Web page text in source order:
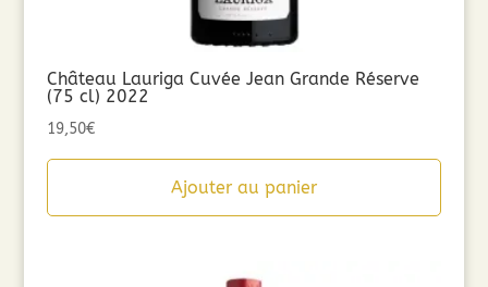
Château Lauriga Cuvée Jean Grande Réserve
(75 cl) 2022
19,50€
Ajouter au panier